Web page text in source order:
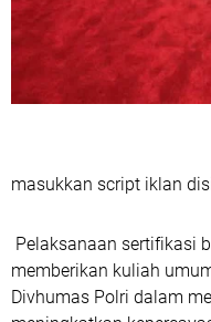
masukkan script iklan
Pelaksanaan sertifikasi
memberikan kuliah
Divhumas Polri dalam